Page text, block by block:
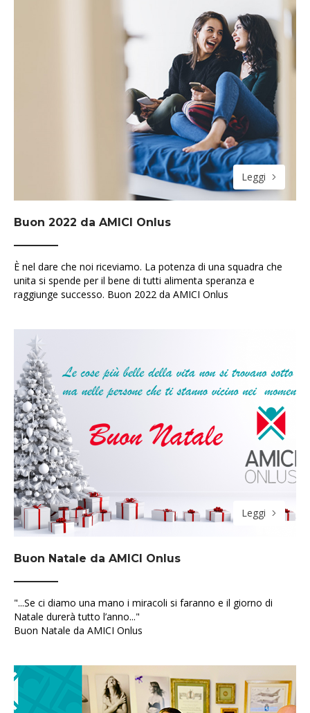
Leggi
Buon 2022 da AMICI Onlus
È nel dare che noi riceviamo. La potenza di una squadra che
unita si spende per il bene di tutti alimenta speranza e
raggiunge successo. Buon 2022 da AMICI Onlus
Leggi
Buon Natale da AMICI Onlus
"...Se ci diamo una mano i miracoli si faranno e il giorno di
Natale durerà tutto l’anno..."
Buon Natale da AMICI Onlus